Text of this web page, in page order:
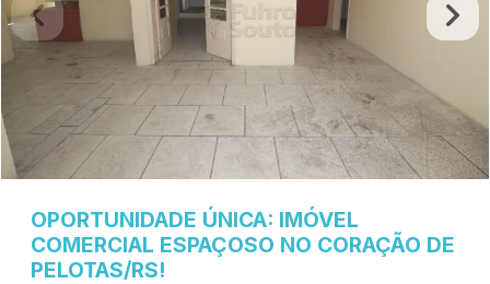
OPORTUNIDADE ÚNICA: IMÓVEL
COMERCIAL ESPAÇOSO NO CORAÇÃO DE
PELOTAS/RS!